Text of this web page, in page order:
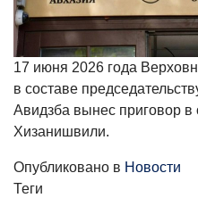
17 июня 2026 года
в составе
Авидзба вынес приговор
Хизанишвили.
Опубликовано в Новости
Теги